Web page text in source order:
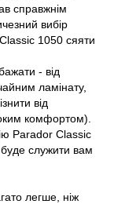
справжнім
вибір
Classic 1050 сяяти
- від
ламінату,
від
комфортом).
Parador Classic
буде служити вам
легше, ніж